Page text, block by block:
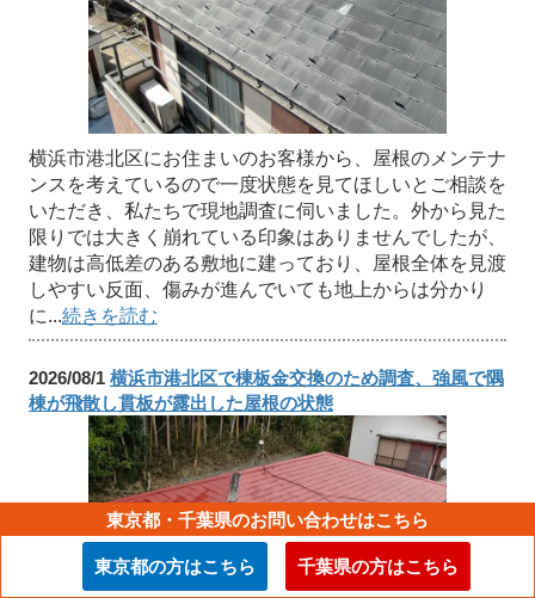
横浜市港北区にお住まいのお客様から、屋根のメンテナ
ンスを考えているので一度状態を見てほしいとご相談を
いただき、私たちで現地調査に伺いました。外から見た
限りでは大きく崩れている印象はありませんでしたが、
建物は高低差のある敷地に建っており、屋根全体を見渡
しやすい反面、傷みが進んでいても地上からは分かり
に...続きを読む
2026/08/1 横浜市港北区で棟板金交換のため調査、強風で隅
棟が飛散し貫板が露出した屋根の状態
東京都・千葉県のお問い合わせはこちら
東京都の方はこちら 千葉県の方はこちら